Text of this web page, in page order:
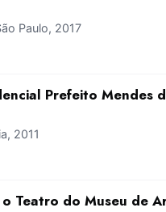
Paulo, 2017
Prefeito Mendes
2011
Teatro do Museu de